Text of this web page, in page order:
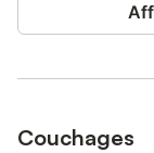
- Une salle de
- WC séparé
Pour encore plus
Couchages